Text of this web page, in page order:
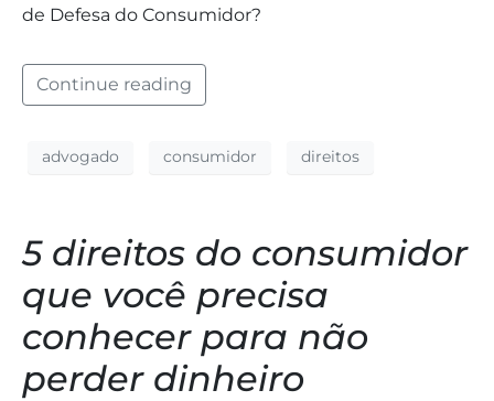
de Defesa do Consumidor?
Continue reading
advogado consumidor direitos
5 direitos do consumidor
que você precisa
conhecer para não
perder dinheiro